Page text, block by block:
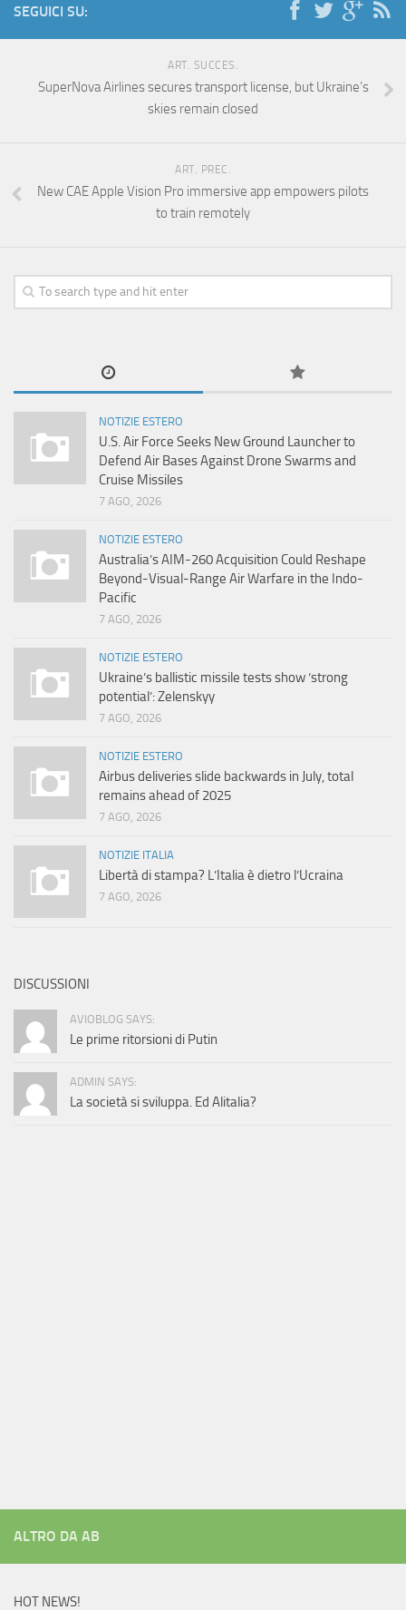
SEGUICI SU:
ART. SUCCES.
SuperNova Airlines secures transport license, but Ukraine’s
skies remain closed
ART. PREC.
New CAE Apple Vision Pro immersive app empowers pilots
to train remotely
NOTIZIE ESTERO
U.S. Air Force Seeks New Ground Launcher to
Defend Air Bases Against Drone Swarms and
Cruise Missiles
7 AGO, 2026
NOTIZIE ESTERO
Australia’s AIM-260 Acquisition Could Reshape
Beyond-Visual-Range Air Warfare in the Indo-
Pacific
7 AGO, 2026
NOTIZIE ESTERO
Ukraine’s ballistic missile tests show ‘strong
potential’: Zelenskyy
7 AGO, 2026
NOTIZIE ESTERO
Airbus deliveries slide backwards in July, total
remains ahead of 2025
7 AGO, 2026
NOTIZIE ITALIA
Libertà di stampa? L’Italia è dietro l’Ucraina
7 AGO, 2026
DISCUSSIONI
AVIOBLOG SAYS:
Le prime ritorsioni di Putin
ADMIN SAYS:
La società si sviluppa. Ed Alitalia?
ALTRO DA AB
HOT NEWS!